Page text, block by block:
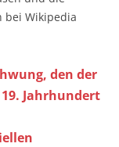
bei Wikipedia
den der
Jahrhundert